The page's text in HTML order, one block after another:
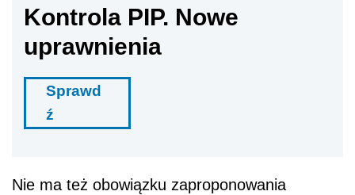
Kontrola PIP. Nowe
uprawnienia
Sprawd
ź
Nie ma też obowiązku zaproponowania